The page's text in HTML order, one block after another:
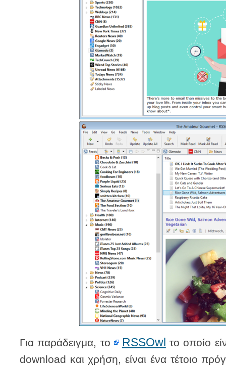
Για παράδειγμα, το RSSOwl το οποίο
download και χρήση, είναι ένα τέτοιο